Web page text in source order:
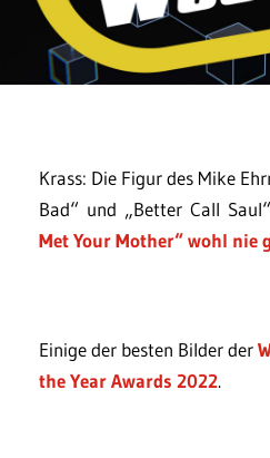
Krass: Die Figur des Mike
Bad“ und „Better Call
Met Your Mother“ wohl nie
Einige der besten Bilder der
the Year Awards 2022.